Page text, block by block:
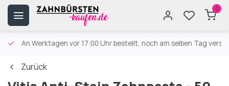
0
An Werktagen vor 17:00 Uhr bestellt, noch am selben Tag
Zurück